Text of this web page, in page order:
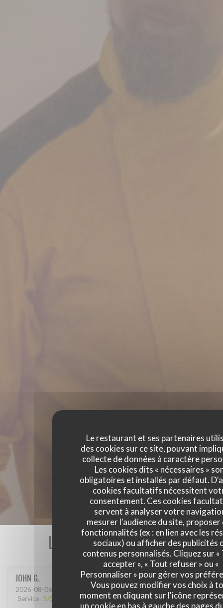
Le restaurant et ses partenaires
des cookies sur ce site, pouvant
collecte de données à caractère
Les cookies dits « nécessaires »
obligatoires et installés par défaut.
cookies facultatifs nécessitent
consentement. Ces cookies
servent à analyser votre
mesurer l'audience du site, proposer
fonctionnalités (ex : en lien avec les
sociaux) ou afficher des publicités
contenus personnalisés. Cliquez sur «
accepter », « Tout refuser » ou «
Personnaliser » pour gérer vos
Vous pouvez modifier vos choix à
moment en cliquant sur l'icône
un cookie en bas à gauche des pages
Les avis de nos clients
JOHN G
2026-08-06 - 12:30 - Couverts 3
Service : 5/5 Ambiance:5/5 Cuisine :5/5 Qualité / Prix:5/5